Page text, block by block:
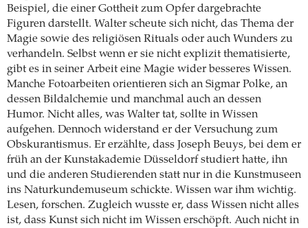
Beispiel, die einer Gottheit zum Opfer dargebrachte
Figuren darstellt. Walter scheute sich nicht, das Thema der
Magie sowie des religiösen Rituals oder auch Wunders zu
verhandeln. Selbst wenn er sie nicht explizit thematisierte,
gibt es in seiner Arbeit eine Magie wider besseres Wissen.
Manche Fotoarbeiten orientieren sich an Sigmar Polke, an
dessen Bildalchemie und manchmal auch an dessen
Humor. Nicht alles, was Walter tat, sollte in Wissen
aufgehen. Dennoch widerstand er der Versuchung zum
Obskurantismus. Er erzählte, dass Joseph Beuys, bei dem er
früh an der Kunstakademie Düsseldorf studiert hatte, ihn
und die anderen Studierenden statt nur in die Kunstmuseen
ins Naturkundemuseum schickte. Wissen war ihm wichtig.
Lesen, forschen. Zugleich wusste er, dass Wissen nicht alles
ist, dass Kunst sich nicht im Wissen erschöpft. Auch nicht in